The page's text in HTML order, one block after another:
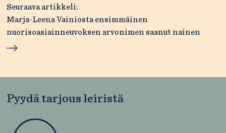
Seuraava artikkeli:
Marja-Leena Vainiosta ensimmäinen
nuorisoasiainneuvoksen arvonimen saanut nainen
Pyydä tarjous leiristä